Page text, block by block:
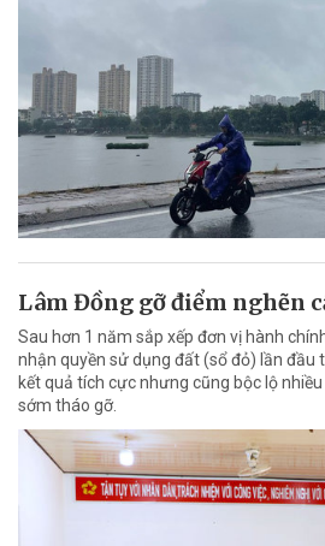
Lâm Đồng gỡ điểm nghẽn
Sau hơn 1 năm sắp xếp đơn vị hành
nhận quyền sử dụng đất (sổ đỏ) lần đầu
kết quả tích cực nhưng cũng bộc lộ
sớm tháo gỡ.